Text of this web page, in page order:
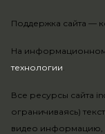
На
технологии.
Все ресурсы сайта
ограничиваясь)
видео информацию,
Поддержка сайта —